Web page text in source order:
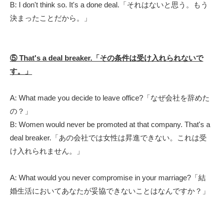
B: I don't think so. It's a done deal.「それはないと思う。もう
決まったことだから。」
⑤ That's a deal breaker.「その条件は受け入れられないで
す。」
A: What made you decide to leave office?「なぜ会社を辞めた
の？」
B: Women would never be promoted at that company. That's a
deal breaker.「あの会社では女性は昇進できない。これは受
け入れられません。」
A: What would you never compromise in your marriage?「結
婚生活においてあなたが妥協できないことはなんですか？」